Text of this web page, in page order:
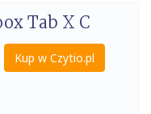
Tab X C
Kup w Czytio.pl